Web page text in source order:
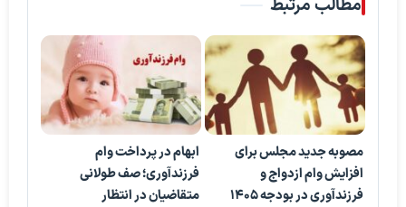
مطالب مرتبط
مصوبه جدید مجلس برای
افزایش وام ازدواج و
فرزندآوری در بودجه ۱۴۰۵
ابهام در پرداخت وام
فرزندآوری؛ صف طولانی
متقاضیان در انتظار